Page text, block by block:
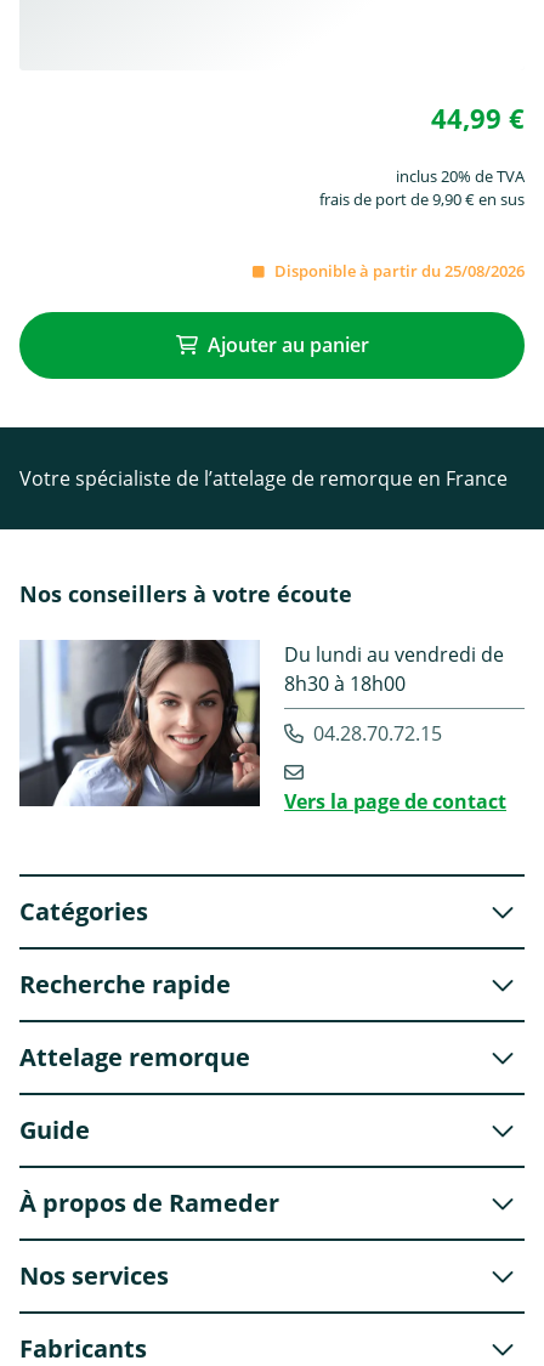
44,99 €
inclus 20% de TVA
frais de port de 9,90 € en sus
Disponible à partir du 25/08/2026
Ajouter au panier
Votre spécialiste de l’attelage de remorque en France
Nos conseillers à votre écoute
Du lundi au vendredi de
8h30 à 18h00
04.28.70.72.15
Vers la page de contact
Catégories
Recherche rapide
Attelage remorque
Guide
À propos de Rameder
Nos services
Fabricants